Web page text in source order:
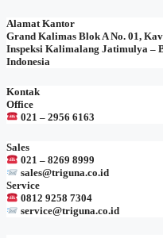
Alamat Kantor
Grand Kalimas Blok A No. 01,
Inspeksi Kalimalang Jatimulya –
Indonesia
Kontak
Office
021 – 2956 6163
Sales
021 – 8269 8999
sales@triguna.co.id
Service
0812 9258 7304
service@triguna.co.id